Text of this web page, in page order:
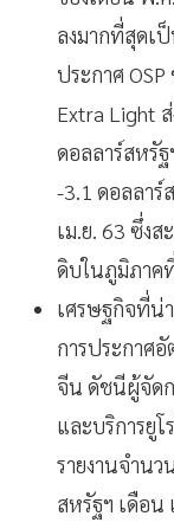
ลงมากที่สุดเ
ประกาศ OSP
Extra Light
ดอลลาร์สหรัฐ
-3.1 ดอลลาร์
เม.ย. 63 ซึ่งส
ดิบในภูมิภาค
เศรษฐกิจที่น่
การประกาศอั
จีน ดัชนีผู้จัด
และบริการยูโ
รายงานจำนว
สหรัฐฯ เดือน